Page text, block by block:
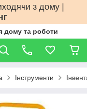
з дому |
дому та роботи
Інструменти